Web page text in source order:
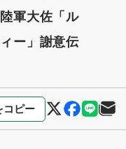
軍大佐「ル
ー」謝意伝
コピー